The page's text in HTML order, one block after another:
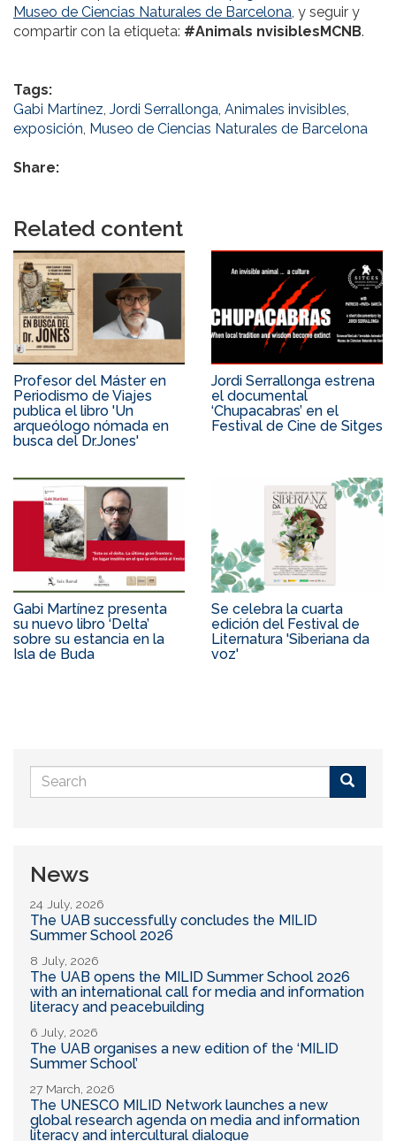
Museo de Ciencias Naturales de Barcelona, y seguir y
compartir con la etiqueta: #Animals nvisiblesMCNB.
Tags:
Gabi Martínez, Jordi Serrallonga, Animales invisibles,
exposición, Museo de Ciencias Naturales de Barcelona
Share:
Related content
Profesor del Máster en
Periodismo de Viajes
publica el libro 'Un
arqueólogo nómada en
busca del Dr.Jones'
Jordi Serrallonga estrena
el documental
‘Chupacabras’ en el
Festival de Cine de Sitges
Gabi Martínez presenta
su nuevo libro ‘Delta’
sobre su estancia en la
Isla de Buda
Se celebra la cuarta
edición del Festival de
Liternatura 'Siberiana da
voz'
Search
form
News
24 July, 2026
The UAB successfully concludes the MILID
Summer School 2026
8 July, 2026
The UAB opens the MILID Summer School 2026
with an international call for media and information
literacy and peacebuilding
6 July, 2026
The UAB organises a new edition of the ‘MILID
Summer School’
27 March, 2026
The UNESCO MILID Network launches a new
global research agenda on media and information
literacy and intercultural dialogue